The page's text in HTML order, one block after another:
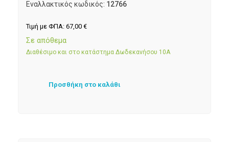
Εναλλακτικός κωδικός: 12766
Τιμή με ΦΠΑ: 67,00 €
Σε απόθεμα
Διαθέσιμο και στο κατάστημα Δωδεκανήσου 10Α
Προσθήκη στο καλάθι